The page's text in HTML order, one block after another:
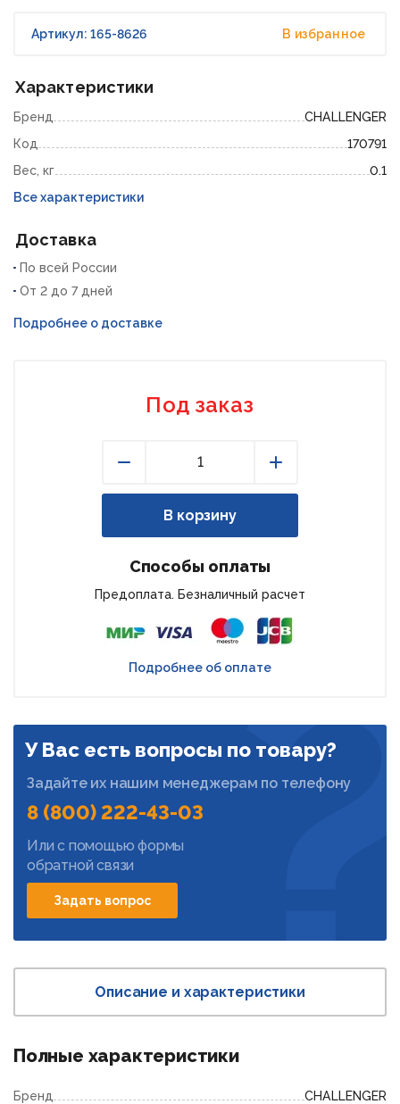
Артикул: 165-8626 В избранное
Характеристики
Бренд
CHALLENGER
Код
170791
Вес, кг
0.1
Все характеристики
Доставка
По всей России
От 2 до 7 дней
Подробнее о доставке
Под заказ
В корзину
Способы оплаты
Предоплата. Безналичный расчет
Подробнее об оплате
У Вас есть вопросы по товару?
Задайте их нашим менеджерам по телефону
8 (800) 222-43-03
Или с помощью формы
обратной связи
Задать вопрос
Описание и характеристики
Полные характеристики
Бренд
CHALLENGER